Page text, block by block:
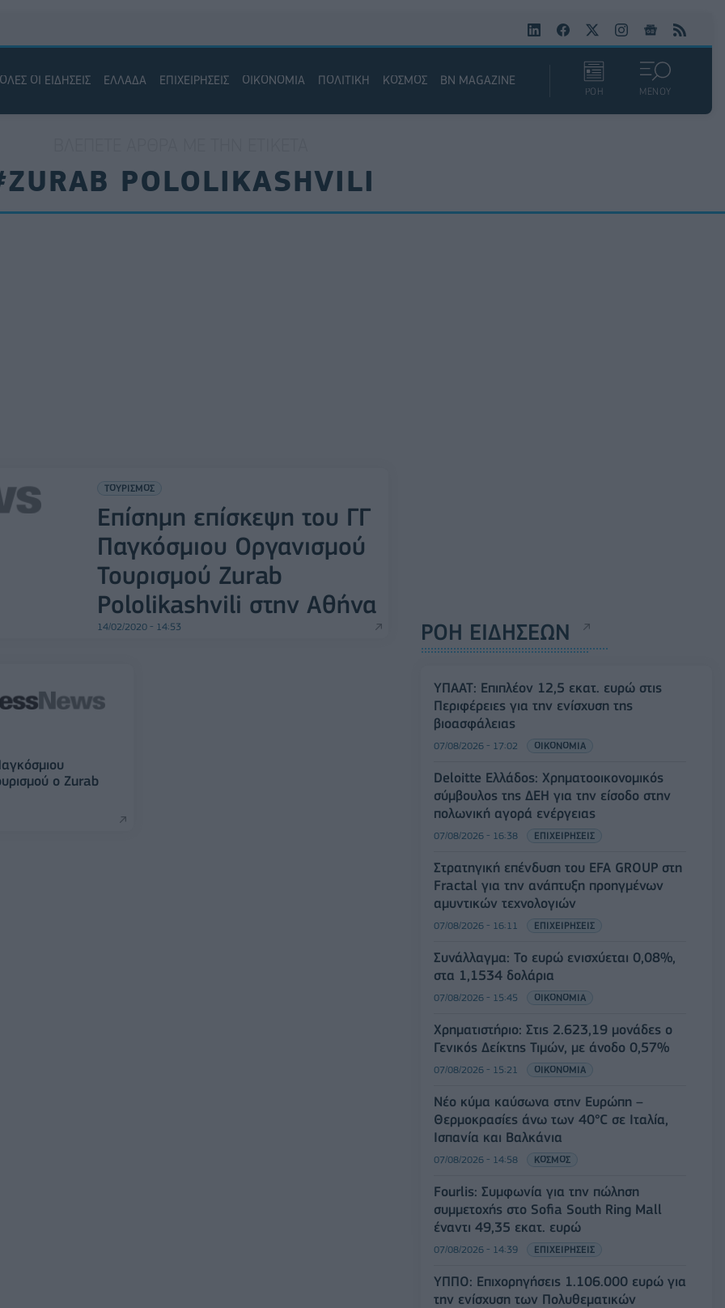
ΟΛΕΣ ΟΙ ΕΙΔΗΣΕΙΣ ΕΛΛΑΔΑ ΕΠΙΧΕΙΡΗΣΕΙΣ ΟΙΚΟΝΟΜΙΑ ΠΟΛΙΤΙΚΗ ΚΟΣΜΟΣ BN MAGAZINE
ΡΟΗ ΜΕΝΟΥ
POLOLIKASHVILI
ΤΟΥΡΙΣΜΟΣ
Επίσημη επίσκεψη του ΓΓ
Παγκόσμιου Οργανισμού
Τουρισμού Zurab
Pololikashvili στην Αθήνα
14/02/2020 - 14:53
ο Zurab
ΡΟΗ ΕΙΔΗΣΕΩΝ
ΥΠΑΑΤ: Επιπλέον 12,5 εκατ. ευρώ στις
Περιφέρειες για την ενίσχυση της
βιοασφάλειας
07/08/2026 - 17:02 ΟΙΚΟΝΟΜΙΑ
Deloitte Ελλάδος: Χρηματοοικονομικός
σύμβουλος της ΔΕΗ για την είσοδο στην
πολωνική αγορά ενέργειας
07/08/2026 - 16:38 ΕΠΙΧΕΙΡΗΣΕΙΣ
Στρατηγική επένδυση του EFA GROUP στη
Fractal για την ανάπτυξη προηγμένων
αμυντικών τεχνολογιών
07/08/2026 - 16:11 ΕΠΙΧΕΙΡΗΣΕΙΣ
Συνάλλαγμα: Το ευρώ ενισχύεται 0,08%,
στα 1,1534 δολάρια
07/08/2026 - 15:45 ΟΙΚΟΝΟΜΙΑ
Χρηματιστήριο: Στις 2.623,19 μονάδες ο
Γενικός Δείκτης Τιμών, με άνοδο 0,57%
07/08/2026 - 15:21 ΟΙΚΟΝΟΜΙΑ
Νέο κύμα καύσωνα στην Ευρώπη –
Θερμοκρασίες άνω των 40°C σε Ιταλία,
Ισπανία και Βαλκάνια
07/08/2026 - 14:58 ΚΟΣΜΟΣ
Fourlis: Συμφωνία για την πώληση
συμμετοχής στο Sofia South Ring Mall
έναντι 49,35 εκατ. ευρώ
07/08/2026 - 14:39 ΕΠΙΧΕΙΡΗΣΕΙΣ
ΥΠΠΟ: Επιχορηγήσεις 1.106.000 ευρώ για
την ενίσχυση των Πολυθεματικών